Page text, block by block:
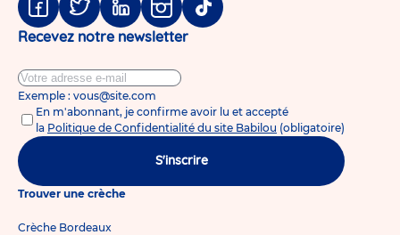
Facebook
TwitterLinkedinInstagram
Tiktok
Recevez notre newsletter
Exemple : vous@site.com
En m'abonnant, je confirme avoir lu et accepté
la Politique de Confidentialité du site Babilou (obligatoire)
S'inscrire
Trouver une crèche
Crèche Bordeaux